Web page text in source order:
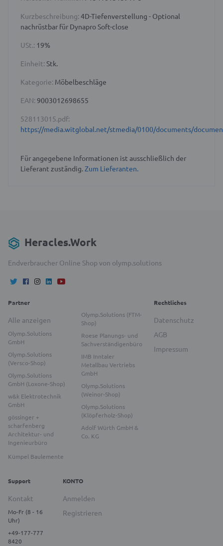
Kurzbeschreibung: 4D-Tiefenverstellung - Optional
nachrüstbar für Dynapro Soft-close
USt.: 19%
Einheit: Stk.
Kategorie: Möbelbeschläge
EAN: 9003012698655
528113015.pdf:
https://media.witglobal.net/stmedia/0100/documents/
Für angegebene Informationen ist ausschließlich der
Lieferant zuständig.Zum Lieferanten.
Heracles.Work
Endverbraucher Online Shop von olymp.solutions
Partner
Alle anzeigen
Olymp.Solutions
GmbH
Olymp.Solutions
(Versco-Shop)
Olymp.Solutions
GmbH (Loxone-Shop)
w&k Elektrotechnik
GmbH
gössinger +
scharfenberg
Architektur- und
Ingenieurbüro
Kümpel Baulemente
Olymp.Solutions (FTM-
Shop)
Roese Planungs- und
Sachverständigenbüro
IMB Inntaler
Metallbau Vertriebs
GmbH
Olymp.Solutions
(Weinor-Shop)
Olymp.Solutions
(Klöpferholz-Shop)
Adolf Würth GmbH &
Co. KG
Rechtliches
Datenschutz
AGB
Impressum
Support
Kontakt
Mo-Fr (8 - 16
Uhr)
+49-177-777
8420
KONTO
Anmelden
Registrieren